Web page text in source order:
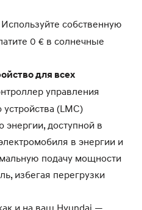
Используйте собственную
0 € в солнечные
для всех
управления
устройства (LMC)
энергии, доступной в
в энергии и
подачу мощности
избегая перегрузки
и на ваш Hyundai —